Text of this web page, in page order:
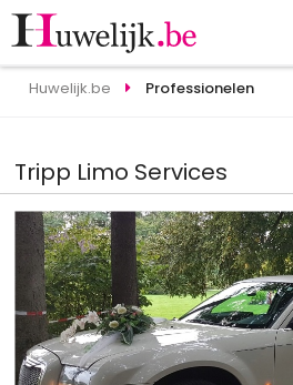
Huwelijk.be Professionelen
Tripp Limo Services